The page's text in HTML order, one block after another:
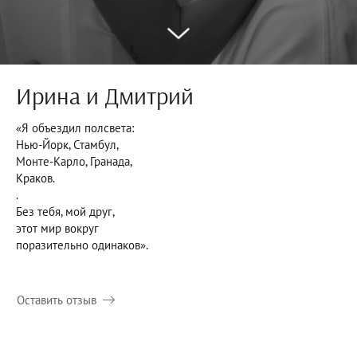
Ирина и Дмитрий
«Я объездил полсвета:
Нью-Йорк, Стамбул,
Монте-Карло, Гранада,
Краков.
.
Без тебя, мой друг,
этот мир вокруг
поразительно одинаков».
Оставить отзыв